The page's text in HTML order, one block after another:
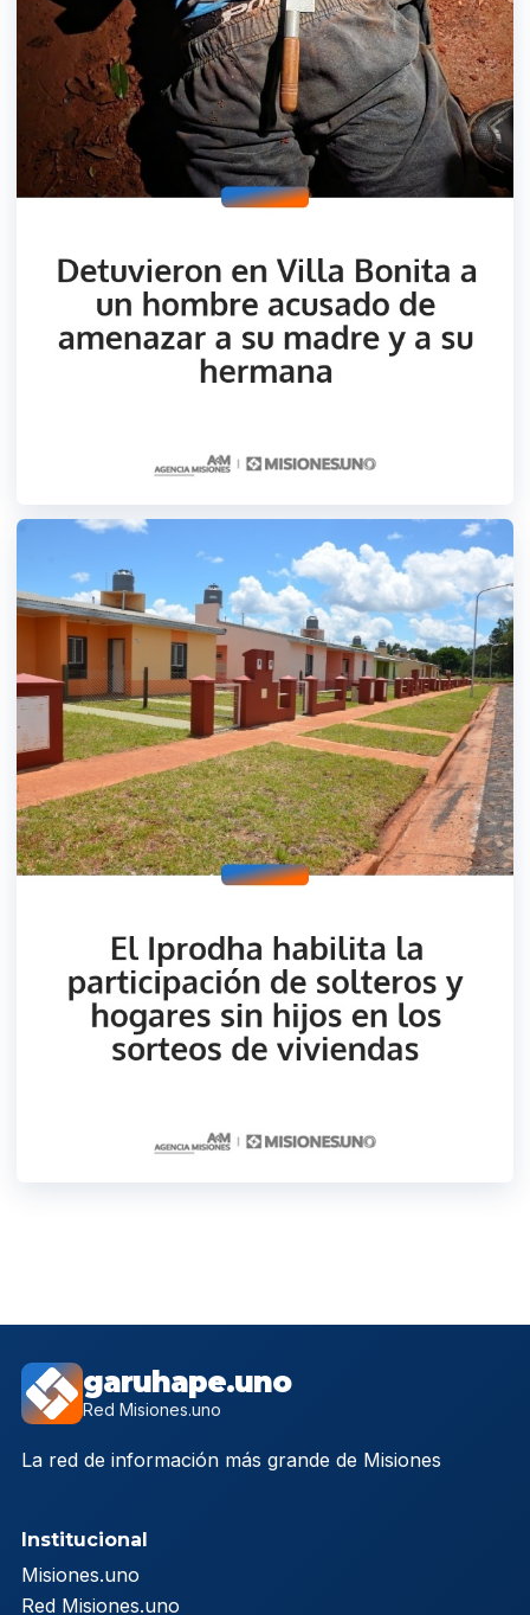
garuhape.uno
Red Misiones.uno
La red de información más grande de Misiones
Institucional
Misiones.uno
Red Misiones.uno